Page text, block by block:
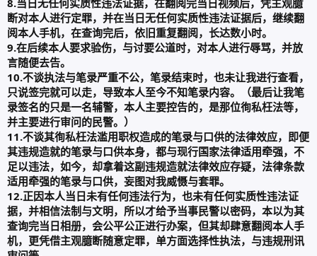
8.当日无任何实质性违法证据，在翻阅完当日视频后，凭主观臆
断对本人进行定罪，并在当日无任何实质性违法证据后，继续翻
阅本人手机，在查询完后，依旧重复翻阅，长达数小时。
9.在后续本人要求验伤，与讨要公道时，对本人进行辱骂，并放
言随便去告。
10.不谈执法与笔录严重不公，笔录结束时，也未让我进行查看，
只说签完就可以走，导致本人至今不知笔录内容。（最后让我笔
录签名的只是一名辅警，本人主要控告的，是那位徇私枉法等，
并主要进行审问的民警。）
11.不谈其徇私枉法滥用职权造成的笔录与口供的法律效应，即便
其违规造就的笔录与口供本身，都与现行国家法律适用牵强，不
足以违法，如今，却拿着这副违规造就法律效应存疑，法律条款
适用牵强的笔录与口供，妄图对我威慑与套罪。
12.正因本人当日未有任何违法行为，也未有任何实质性违法证
据，并相信法制与文明，所以才给予当事民警以密码，本以为其
查询完当日相册，会公平公正进行办案，但其却肆意翻阅本人手
机，更凭借主观臆断随意定罪，单方面选择性执法，与违规刑讯